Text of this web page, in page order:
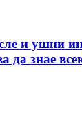
и ушни
да знае